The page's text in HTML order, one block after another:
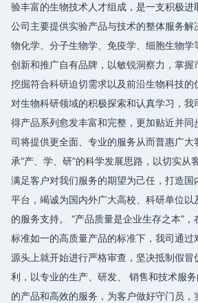
验丰富的生物技术人才组成，是一支积极进
公司主要提供实验产品与技术的整体服务解
物化学、分子生物学、免疫学、细胞生物学
创新和推广自有品牌，以敏锐洞察力，掌握
挖掘符合科研迫切需求以及前沿生物科技的
对生物科研领域的积极探索和认真学习，我
得产品系列愈发丰富和完整，更加贴近并同
司将提供更全面、专业的服务从而普惠广大
承“产、学、研”的科学发展思路，以切实从
满足客户对我们服务的期望为己任，打造国
平台，竭诚为国内外广大高校、科研单位以
的服务支持。 “产品质量是企业生存之本”，
标准如一的高质量产品的标准下，我司通过
源头上就开始进行严格审查，坚决抵制假冒
利，以专业的生产、研发、 销售和技术服
的产品和高效的服务，为客户做好守门员